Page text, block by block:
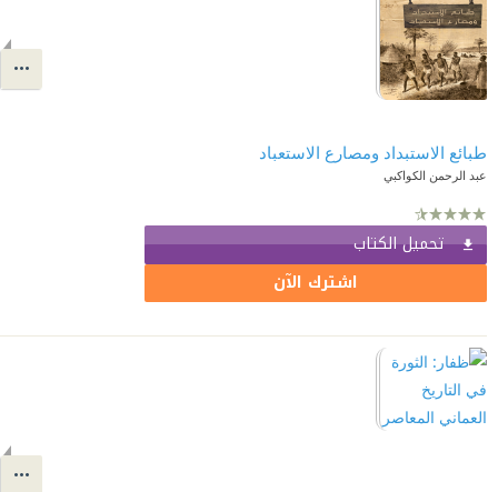
طبائع الاستبداد ومصارع الاستعباد
عبد الرحمن الكواكبي
تحميل الكتاب
اشترك الآن